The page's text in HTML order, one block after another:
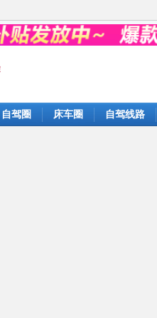
自驾圈 床车圈 自驾线路